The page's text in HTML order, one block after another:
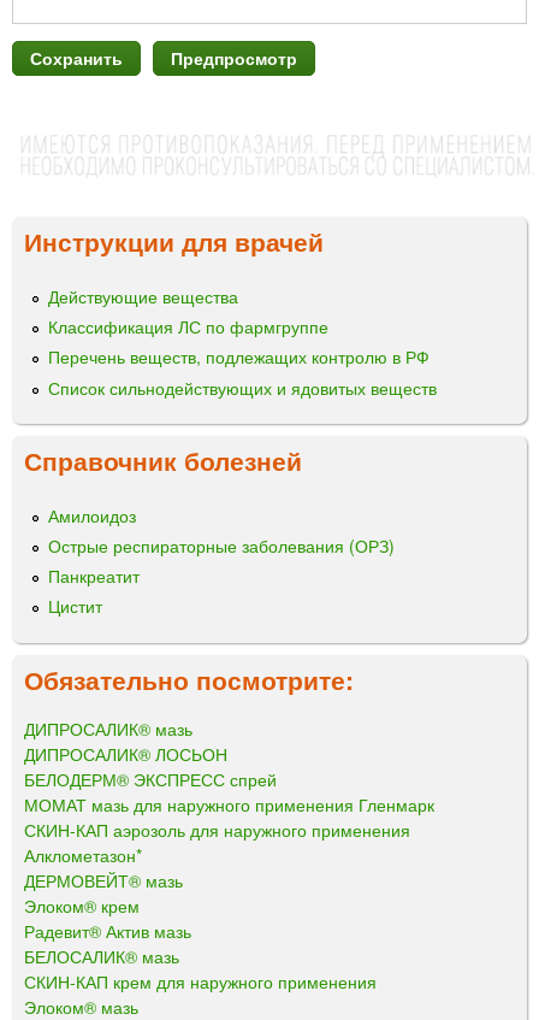
Инструкции для врачей
Действующие вещества
Классификация ЛС по фармгруппе
Перечень веществ, подлежащих контролю в РФ
Список сильнодействующих и ядовитых веществ
Справочник болезней
Амилоидоз
Острые респираторные заболевания (ОРЗ)
Панкреатит
Цистит
Обязательно посмотрите:
ДИПРОСАЛИК® мазь
ДИПРОСАЛИК® ЛОСЬОН
БЕЛОДЕРМ® ЭКСПРЕСС спрей
МОМАТ мазь для наружного применения Гленмарк
СКИН-КАП аэрозоль для наружного применения
Алклометазон*
ДЕРМОВЕЙТ® мазь
Элоком® крем
Радевит® Актив мазь
БЕЛОСАЛИК® мазь
СКИН-КАП крем для наружного применения
Элоком® мазь